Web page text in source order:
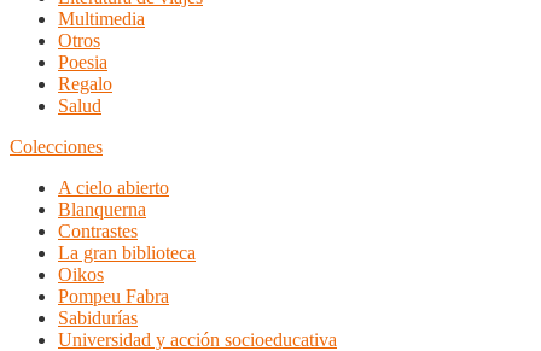
Multimedia
Otros
Poesia
Regalo
Salud
Colecciones
A cielo abierto
Blanquerna
Contrastes
La gran biblioteca
Oikos
Pompeu Fabra
Sabidurías
Universidad y acción socioeducativa